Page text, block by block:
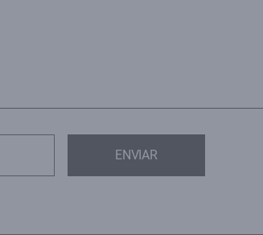
ENVIAR